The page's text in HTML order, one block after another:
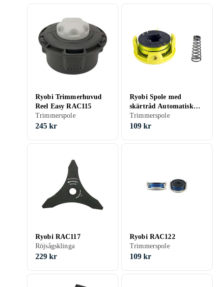
Ryobi Trimmerhuvud
Reel Easy RAC115
Trimmerspole
245 kr
Ryobi Spole med
skärtråd Automatisk
trådmatning RAC118
Trimmerspole
109 kr
Ryobi RAC117
Röjsågsklinga
229 kr
Ryobi RAC122
Trimmerspole
109 kr